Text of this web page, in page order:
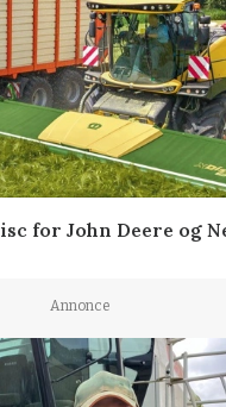
for John Deere og
Annonce